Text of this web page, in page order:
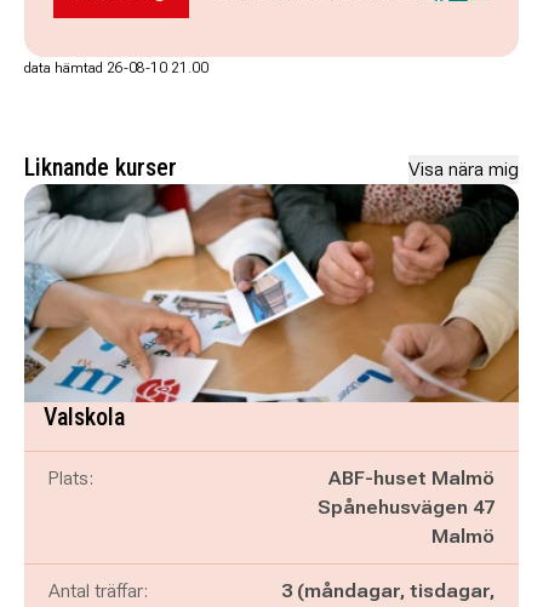
data hämtad 26-08-10 21.00
Liknande kurser Visa nära mig
Valskola
Plats:
ABF-huset Malmö
Spånehusvägen 47
Malmö
Antal träffar:
3 (måndagar, tisdagar,